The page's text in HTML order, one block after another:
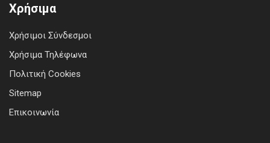
Χρήσιμα
Χρήσιμοι Σύνδεσμοι
Χρήσιμα Τηλέφωνα
Πολιτική Cookies
Sitemap
Επικοινωνία